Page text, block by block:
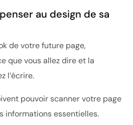
au design de sa
de votre future page,
que vous allez dire et la
l’écrire.
pouvoir scanner votre page
informations essentielles.